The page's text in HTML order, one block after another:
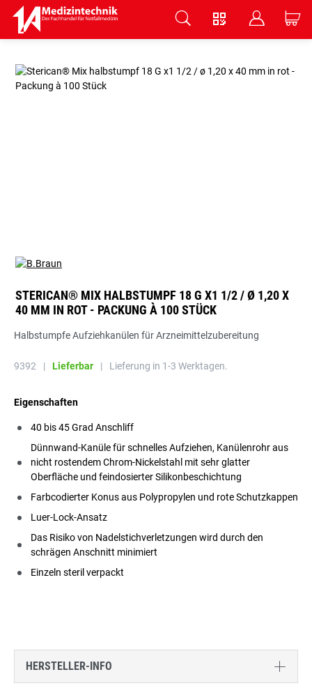
V B C
STERICAN® MIX HALBSTUMPF 18 G X1 1/2 / Ø 1,20 X
40 MM IN ROT - PACKUNG À 100 STÜCK
Halbstumpfe Aufziehkanülen für Arzneimittelzubereitung
9392 | Lieferbar | Lieferung in 1-3 Werktagen.
Eigenschaften
40 bis 45 Grad Anschliff
Dünnwand-Kanüle für schnelles Aufziehen, Kanülenrohr aus
nicht rostendem Chrom-Nickelstahl mit sehr glatter
Oberfläche und feindosierter Silikonbeschichtung
Farbcodierter Konus aus Polypropylen und rote Schutzkappen
Luer-Lock-Ansatz
Das Risiko von Nadelstichverletzungen wird durch den
schrägen Anschnitt minimiert
Einzeln steril verpackt
HERSTELLER-INFO